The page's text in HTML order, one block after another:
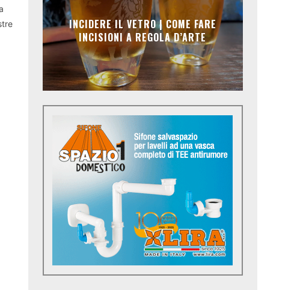
INCIDERE IL VETRO | COME FARE
INCISIONI A REGOLA D’ARTE